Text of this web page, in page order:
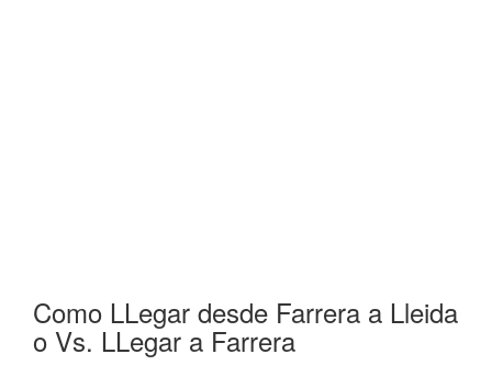
Como LLegar desde Farrera a Lleida
o Vs. LLegar a Farrera